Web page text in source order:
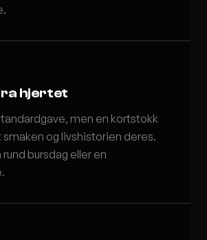
hjertet
men en kortstokk
smaken og livshistorien deres.
bursdag eller en